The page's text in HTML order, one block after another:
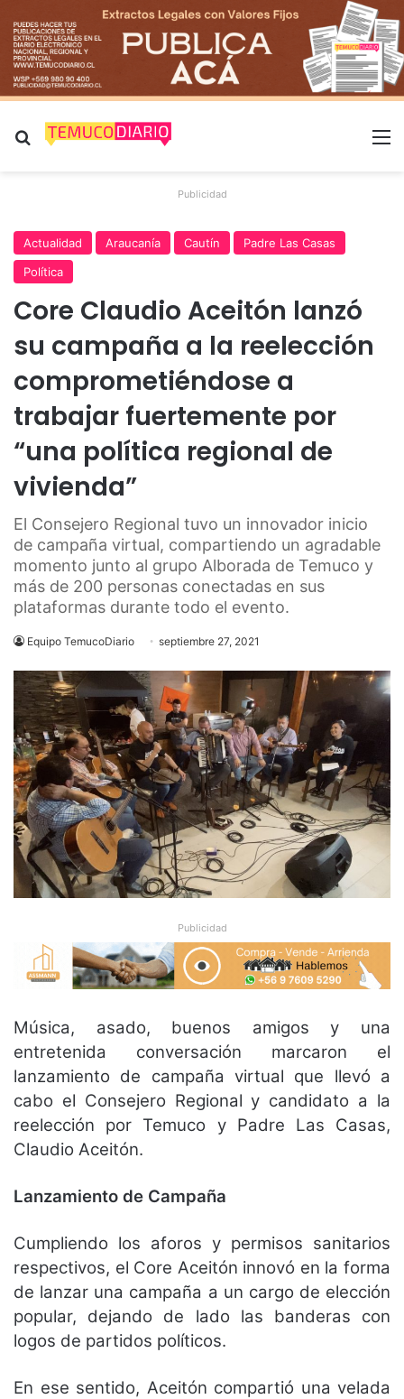
Buscar por
Publicidad
Actualidad Araucanía Cautín
Padre Las Casas
Política
Core Claudio Aceitón lanzó
su campaña a la reelección
comprometiéndose a
trabajar fuertemente por
“una política regional de
vivienda”
El Consejero Regional tuvo un innovador inicio
de campaña virtual, compartiendo un agradable
momento junto al grupo Alborada de Temuco y
más de 200 personas conectadas en sus
plataformas durante todo el evento.
Equipo TemucoDiario septiembre 27, 2021
Publicidad
Música, asado, buenos amigos y una
entretenida conversación marcaron el
lanzamiento de campaña virtual que llevó a
cabo el Consejero Regional y candidato a la
reelección por Temuco y Padre Las Casas,
Claudio Aceitón.
Lanzamiento de Campaña
Cumpliendo los aforos y permisos sanitarios
respectivos, el Core Aceitón innovó en la forma
de lanzar una campaña a un cargo de elección
popular, dejando de lado las banderas con
logos de partidos políticos.
En ese sentido, Aceitón compartió una velada